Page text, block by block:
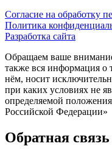
Согласие на обработку
Политика
Разработка сайта
Обращаем ваше
также вся информация о
нём, носит
при каких условиях не
определяемой
Российской Федерации»
Обратная